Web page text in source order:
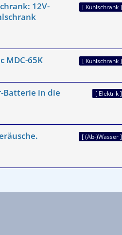
[ Kühlschrank ]
12V-
[ Kühlschrank ]
MDC-65K
[ Elektrik ]
Batterie in die
[ (Ab-)Wasser ]